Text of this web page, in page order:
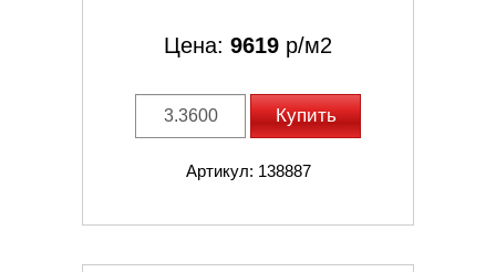
Цена: 9619 р/м2
Купить
Артикул: 138887